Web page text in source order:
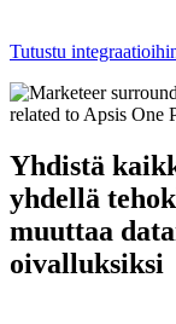
Tutustu
Yhdistä
yhdellä
muuttaa
oivalluksiksi